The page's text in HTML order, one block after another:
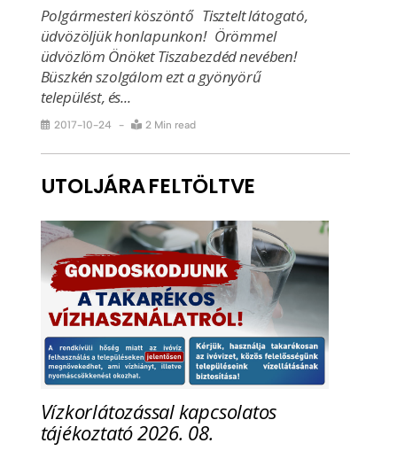
Polgármesteri köszöntő Tisztelt látogató,
üdvözöljük honlapunkon! Örömmel
üdvözlöm Önöket Tiszabezdéd nevében!
Büszkén szolgálom ezt a gyönyörű
települést, és...
2017-10-24 2 Min read
UTOLJÁRA FELTÖLTVE
Vízkorlátozással kapcsolatos
tájékoztató 2026. 08.